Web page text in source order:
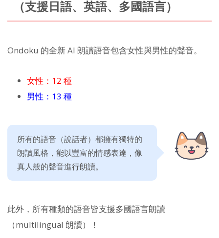
（支援日語、英語、多國語言）
Ondoku 的全新 AI 朗讀語音包含女性與男性的聲音。
女性：12 種
男性：13 種
所有的語音（說話者）都擁有獨特的
朗讀風格，能以豐富的情感表達，像
真人般的聲音進行朗讀。
此外，所有種類的語音皆支援多國語言朗讀
（multilingual 朗讀）！